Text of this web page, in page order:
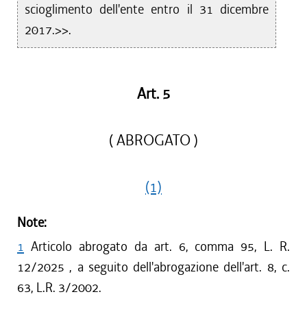
scioglimento dell'ente entro il 31 dicembre
2017.>>.
Art. 5
( ABROGATO )
(1)
Note:
1 Articolo abrogato da art. 6, comma 95, L. R.
12/2025 , a seguito dell'abrogazione dell'art. 8, c.
63, L.R. 3/2002.